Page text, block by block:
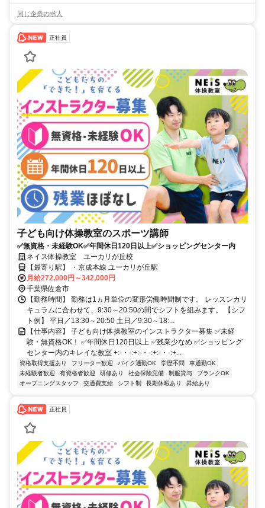
同じ企業の求人
正社員
子ども向け体操教室のスポーツ講師
✅無資格・未経験OK✅年間休日120日以上✅ショッピングセンター内
ネイス体操教室 ユーカリが丘校
【最寄り駅】 ・京成本線 ユーカリが丘駅
月給272,000円～342,000円
千葉県佐倉市
【勤務時間】 勤務は1ヵ月単位の変形労働時間制です。 レッスンカリ
キュラムに合わせて、9:30～20:50の間でシフトを組みます。 【シフ
ト例】 平日／13:30～20:50 土日／9:30～18:...
【仕事内容】 子ども向け体操教室のインストラクター募集 ✅未経
験・無資格OK！ ✅年間休日120日以上 ✅残業少なめ ✅ショッピング
センター内のキレイな教室 +:-・-:+:-・-:+:-・-:+...
資格取得支援あり フリーター歓迎 バイク通勤OK 学歴不問
車通勤OK
未経験者歓迎
有資格者歓迎 研修あり 社会保険完備 制服貸与
ブランクOK
オープニングスタッフ
交通費支給 シフト制 長期休暇あり 昇給あり
正社員